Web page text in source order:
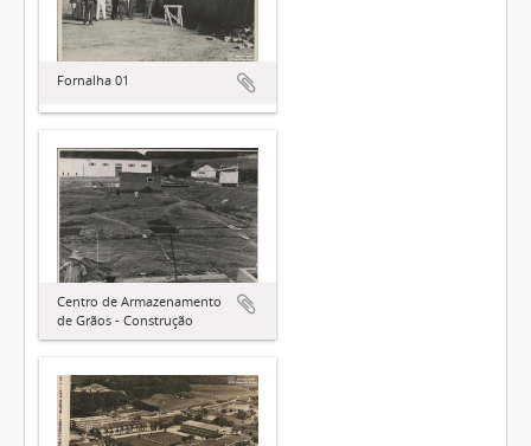
Fornalha 01
Centro de Armazenamento
de Grãos - Construção